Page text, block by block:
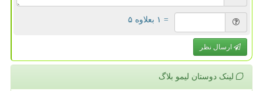
= ۱ بعلاوه ۵
ارسال نظر
لینک دوستان لیمو بلاگ